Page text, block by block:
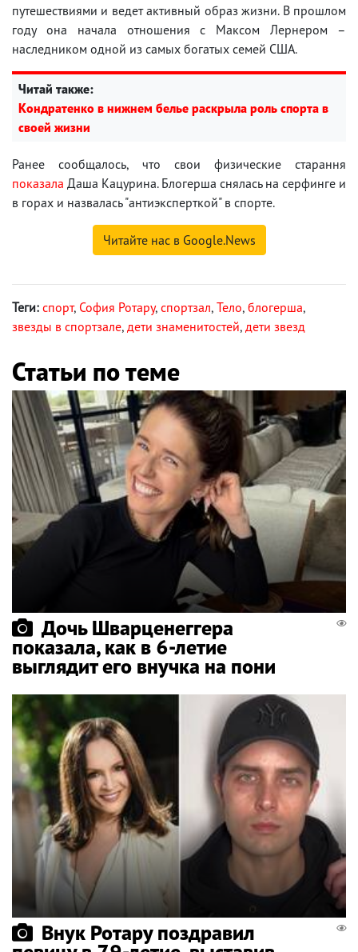
путешествиями и ведет активный образ жизни. В прошлом
году она начала отношения с Максом Лернером –
наследником одной из самых богатых семей США.
Читай также:
Кондратенко в нижнем белье раскрыла роль спорта в
своей жизни
Ранее сообщалось, что свои физические старання
показала Даша Кацурина. Блогерша снялась на серфинге и
в горах и назвалась "антиэксперткой" в спорте.
Читайте нас в Google.News
Теги: спорт, София Ротару, спортзал, Тело, блогерша,
звезды в спортзале, дети знаменитостей, дети звезд
Статьи по теме
Дочь Шварценеггера
показала, как в 6-летие
выглядит его внучка на пони
Внук Ротару поздравил